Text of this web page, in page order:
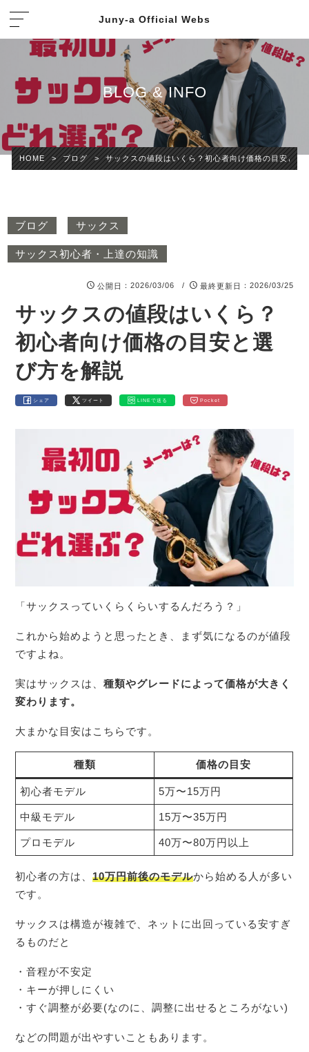
Juny-a Official Webs
BLOG & INFO
HOME > ブログ > サックスの値段はいくら？初心者向け価格の目安と選
ブログ サックス
サックス初心者・上達の知識
公開日 ：2026/03/06 / 最終更新日 ：2026/03/25
サックスの値段はいくら？
初心者向け価格の目安と選
び方を解説
シェア ツイート LINEで送る Pocket
「サックスっていくらくらいするんだろう？」
これから始めようと思ったとき、まず気になるのが値段
ですよね。
実はサックスは、種類やグレードによって価格が大きく
変わります。
大まかな目安はこちらです。
種類 価格の目安
初心者モデル 5万〜15万円
中級モデル 15万〜35万円
プロモデル 40万〜80万円以上
初心者の方は、10万円前後のモデルから始める人が多い
です。
サックスは構造が複雑で、ネットに出回っている安すぎ
るものだと
・音程が不安定
・キーが押しにくい
・すぐ調整が必要(なのに、調整に出せるところがない)
などの問題が出やすいこともあります。